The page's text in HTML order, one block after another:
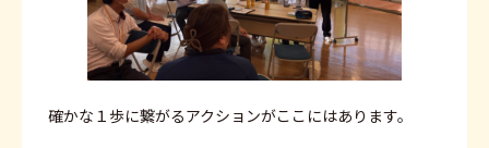
確かな１歩に繋がるアクションがここにはあります。